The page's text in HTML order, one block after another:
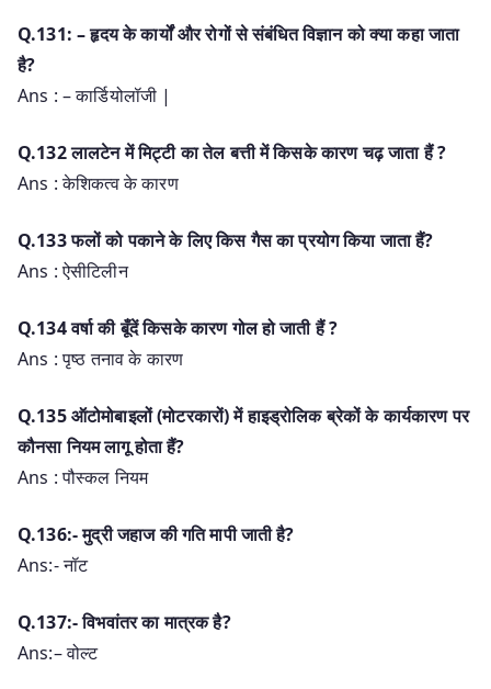
Q.131: – हृदय के कार्यों और रोगों से संबंधित विज्ञान को क्या कहा जाता
है?
Ans : – कार्डियोलॉजी |
Q.132 लालटेन में मिट्टी का तेल बत्ती में किसके कारण चढ़ जाता हैं ?
Ans : केशिकत्व के कारण
Q.133 फलों को पकाने के लिए किस गैस का प्रयोग किया जाता हैं?
Ans : ऐसीटिलीन
Q.134 वर्षा की बूँदें किसके कारण गोल हो जाती हैं ?
Ans : पृष्ठ तनाव के कारण
Q.135 ऑटोमोबाइलों (मोटरकारों) में हाइड्रोलिक ब्रेकों के कार्यकारण पर
कौनसा नियम लागू होता हैं?
Ans : पौस्कल नियम
Q.136:- मुद्री जहाज की गति मापी जाती है?
Ans:- नॉट
Q.137:- विभवांतर का मात्रक है?
Ans:– वोल्ट